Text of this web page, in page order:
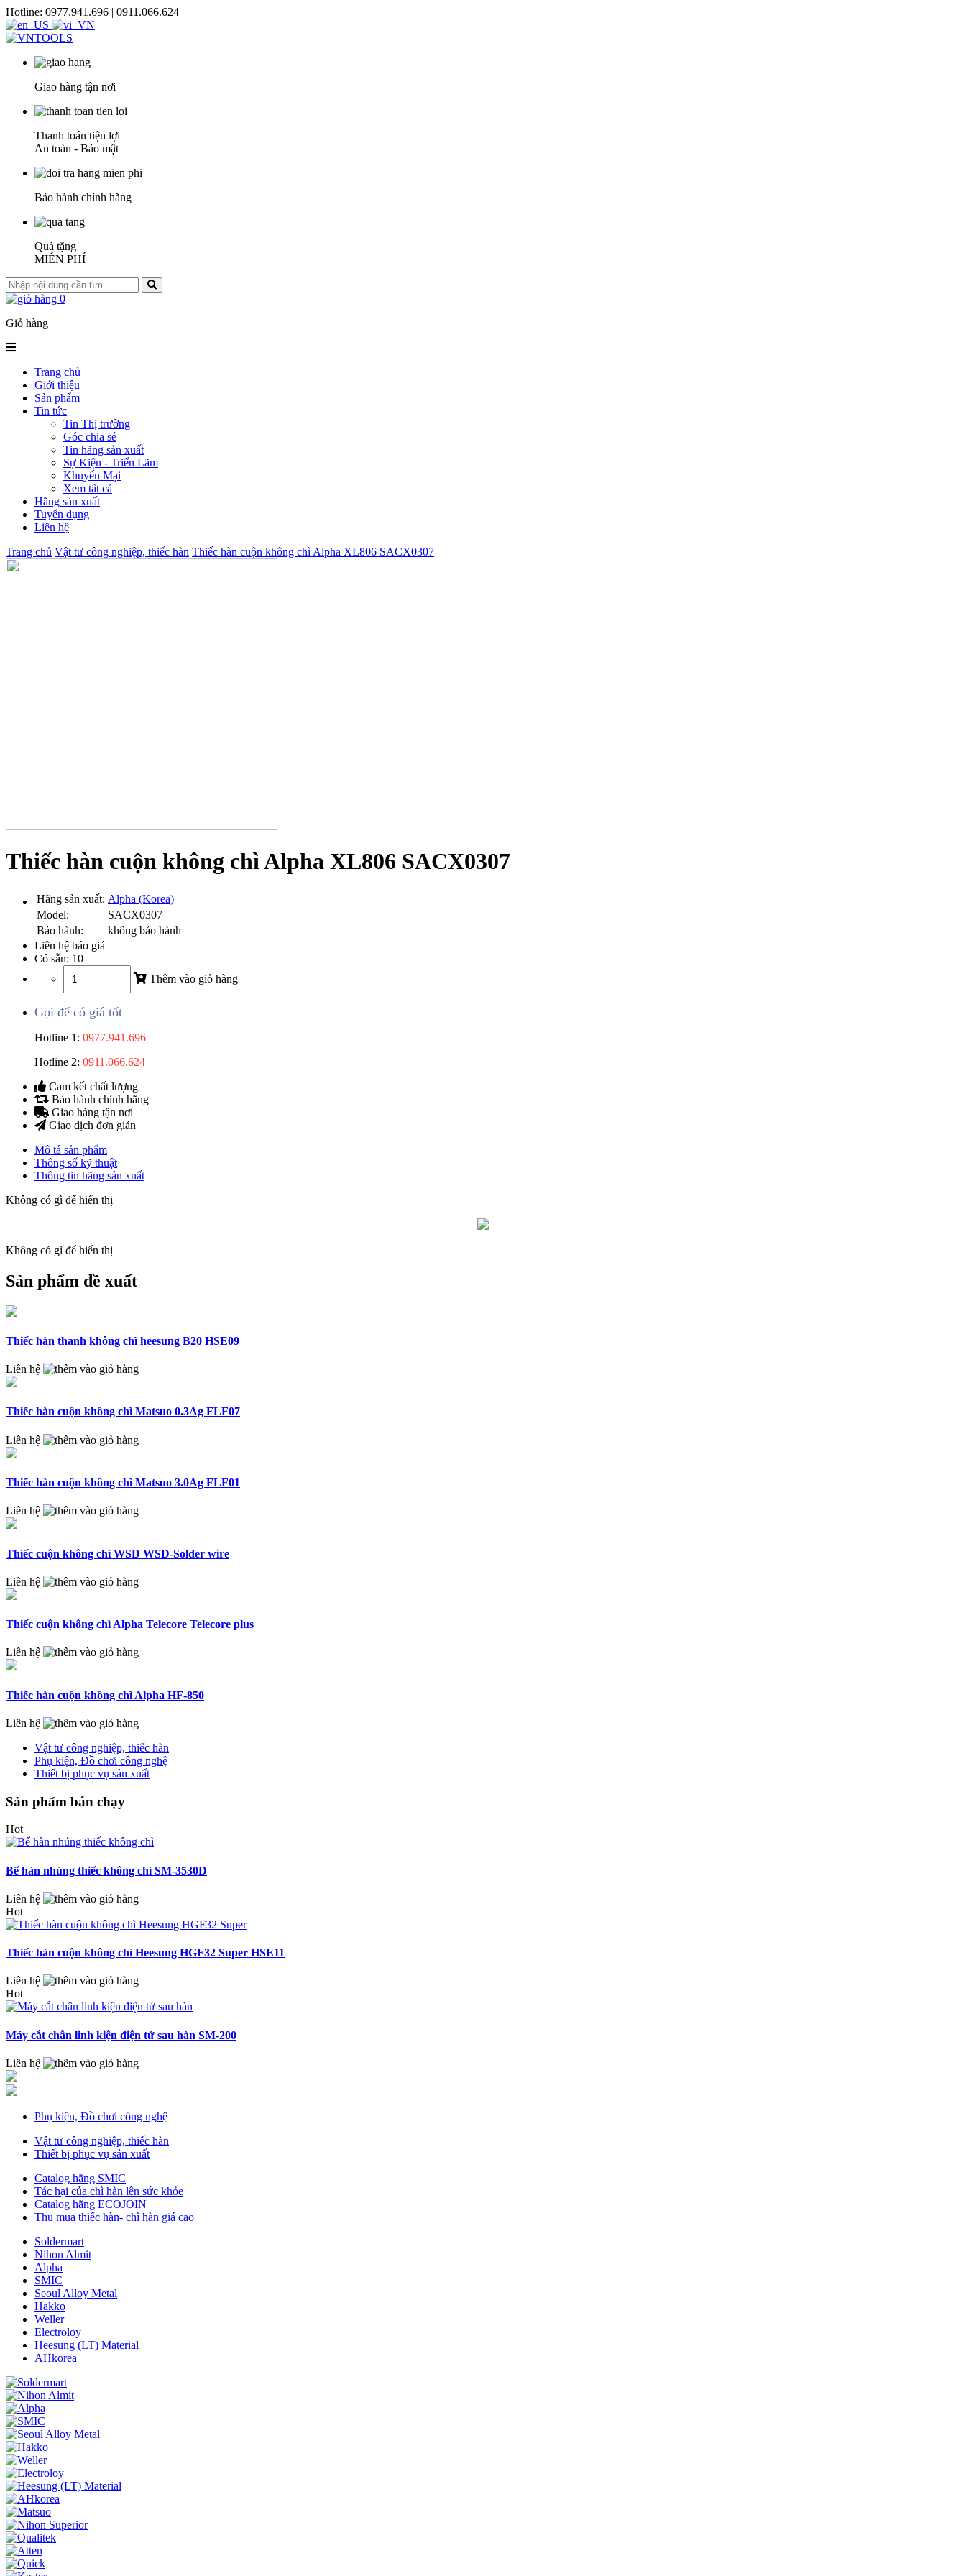
Hotline: 0977.941.696 | 0911.066.624
Giao hàng tận nơi
Thanh toán tiện lợi
An toàn - Bảo mật
Bảo hành chính hãng
Quà tặng
MIỄN PHÍ
0
Giỏ hàng
Trang chủ
Giới thiệu
Sản phẩm
Tin tức
Tin Thị trường
Góc chia sẻ
Tin hãng sản xuất
Sự Kiện - Triển Lãm
Khuyến Mại
Xem tất cả
Hãng sản xuất
Tuyển dụng
Liên hệ
Trang chủ Vật tư công nghiệp, thiếc hàn Thiếc hàn cuộn không chì Alpha XL806 SACX0307
Thiếc hàn cuộn không chì Alpha XL806 SACX0307
Hãng sản xuất: Alpha (Korea)
Model:
SACX0307
Bảo hành:
không bảo hành
Liên hệ báo giá
Có sẵn: 10
Thêm vào giỏ hàng
Gọi để có giá tốt
Hotline 1: 0977.941.696
Hotline 2: 0911.066.624
Cam kết chất lượng
Bảo hành chính hãng
Giao hàng tận nơi
Giao dịch đơn giản
Mô tả sản phẩm
Thông số kỹ thuật
Thông tin hãng sản xuất
Không có gì để hiển thị
Không có gì để hiển thị
Sản phẩm đề xuất
Thiếc hàn thanh không chì heesung B20 HSE09
Liên hệ
Thiếc hàn cuộn không chì Matsuo 0.3Ag FLF07
Liên hệ
Thiếc hàn cuộn không chì Matsuo 3.0Ag FLF01
Liên hệ
Thiếc cuộn không chì WSD WSD-Solder wire
Liên hệ
Thiếc cuộn không chì Alpha Telecore Telecore plus
Liên hệ
Thiếc hàn cuộn không chì Alpha HF-850
Liên hệ
Vật tư công nghiệp, thiếc hàn
Phụ kiện, Đồ chơi công nghệ
Thiết bị phục vụ sản xuất
Sản phẩm bán chạy
Hot
Bể hàn nhúng thiếc không chì SM-3530D
Liên hệ
Hot
Thiếc hàn cuộn không chì Heesung HGF32 Super HSE11
Liên hệ
Hot
Máy cắt chân linh kiện điện tử sau hàn SM-200
Liên hệ
Phụ kiện, Đồ chơi công nghệ
Vật tư công nghiệp, thiếc hàn
Thiết bị phục vụ sản xuất
Catalog hãng SMIC
Tác hại của chì hàn lên sức khỏe
Catalog hãng ECOJOIN
Thu mua thiếc hàn- chì hàn giá cao
Soldermart
Nihon Almit
Alpha
SMIC
Seoul Alloy Metal
Hakko
Weller
Electroloy
Heesung (LT) Material
AHkorea